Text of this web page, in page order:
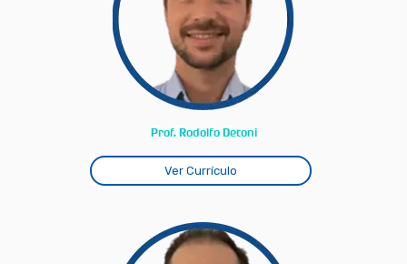
Prof. Rodolfo Detoni
Ver Currículo